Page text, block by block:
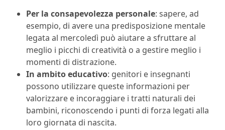
Per la consapevolezza personale: sapere, ad
esempio, di avere una predisposizione mentale
legata al mercoledì può aiutare a sfruttare al
meglio i picchi di creatività o a gestire meglio i
momenti di distrazione.
In ambito educativo: genitori e insegnanti
possono utilizzare queste informazioni per
valorizzare e incoraggiare i tratti naturali dei
bambini, riconoscendo i punti di forza legati alla
loro giornata di nascita.